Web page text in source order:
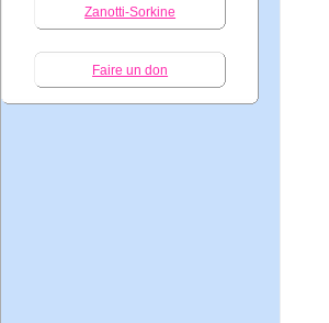
Zanotti-Sorkine
Faire un don